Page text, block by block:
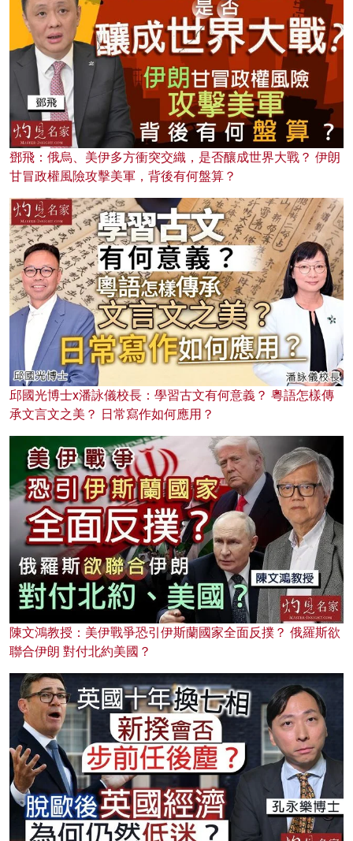
鄧飛：俄烏、美伊多方衝突交織，是否釀成世界大戰？ 伊朗
甘冒政權風險攻擊美軍，背後有何盤算？
邱國光博士x潘詠儀校長：學習古文有何意義？ 粵語怎樣傳
承文言文之美？ 日常寫作如何應用？
陳文鴻教授：美伊戰爭恐引伊斯蘭國家全面反撲？ 俄羅斯欲
聯合伊朗 對付北約美國？